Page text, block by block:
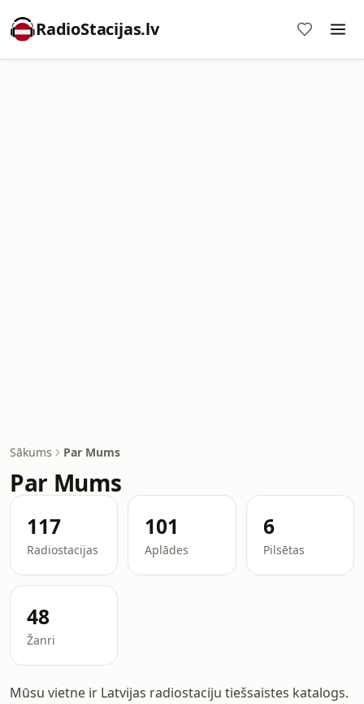
RadioStacijas.lv
Sākums Par Mums
Par Mums
117
Radiostacijas
101
Aplādes
6
Pilsētas
48
Žanri
Mūsu vietne ir Latvijas radiostaciju tiešsaistes katalogs.